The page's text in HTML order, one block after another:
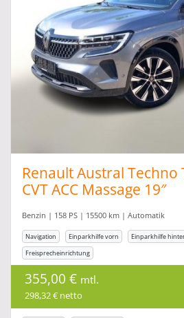
Renault Austral Techno
CVT ACC Massage 19″
Benzin | 158 PS | 15500 km | Automatik
Navigation Einparkhilfe vorn Einparkhilfe
Freisprecheinrichtung
355,00 € mtl.
298,32 € netto